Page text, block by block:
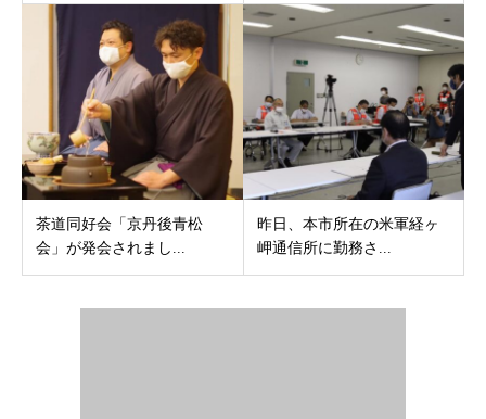
茶道同好会「京丹後青松
会」が発会されまし...
昨日、本市所在の米軍経ヶ
岬通信所に勤務さ...